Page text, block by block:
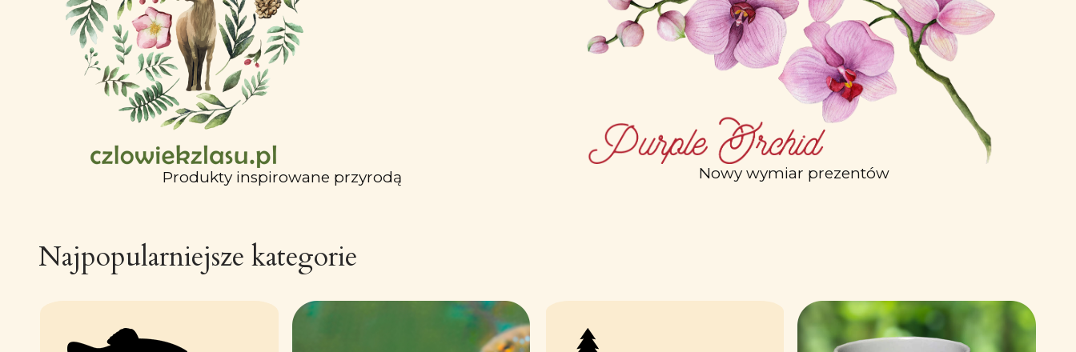
Produkty inspirowane przyrodą Nowy wymiar prezentów
Najpopularniejsze kategorie